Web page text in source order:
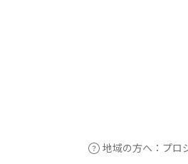
地域の方へ：プロ